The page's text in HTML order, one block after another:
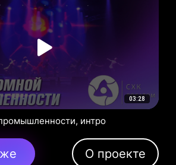
03:28
интро
О проекте